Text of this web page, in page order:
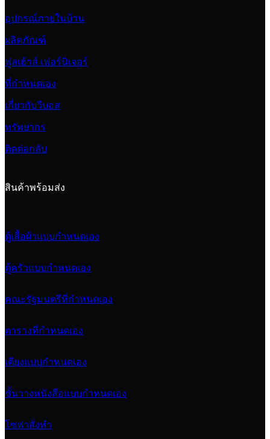
อุปกรณ์ภายในบ้าน
ผลิตภัณฑ์
ฟูลเฮ้าส์ เฟอร์นิเจอร์
ที่กำหนดเอง
เกี่ยวกับวีบอส
ทรัพยากร
ติดต่อกลับ
สินค้าพร้อมส่ง
ตู้เสื้อผ้าแบบกำหนดเอง
ตู้ครัวแบบกำหนดเอง
คณะรัฐมนตรีที่กำหนดเอง
ตารางที่กำหนดเอง
เตียงแบบกำหนดเอง
ชั้นวางหนังสือแบบกำหนดเอง
โซฟาสั่งทำ